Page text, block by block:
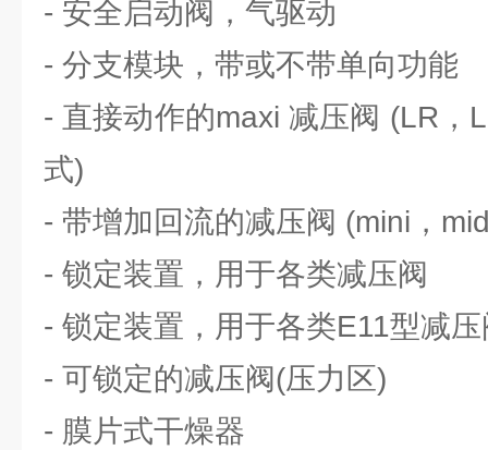
- 安全启动阀，气驱动
- 分支模块，带或不带单向功能
- 直接动作的maxi 减压阀 (LR，
式)
- 带增加回流的减压阀 (mini，
- 锁定装置，用于各类减压阀
- 锁定装置，用于各类E11型减
- 可锁定的减压阀(压力区)
- 膜片式干燥器